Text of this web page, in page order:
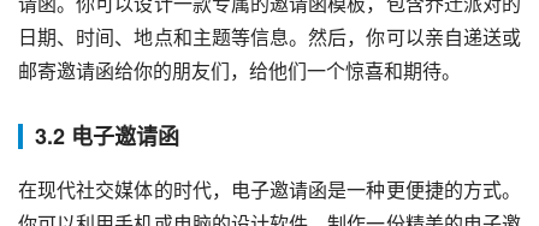
日期、时间、地点和主题等信息。然后，你可以亲自递送或
邮寄邀请函给你的朋友们，给他们一个惊喜和期待。
3.2 电子邀请函
在现代社交媒体的时代，电子邀请函是一种更便捷的方式。